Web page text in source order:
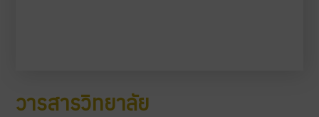
วารสารวิทยาลัย